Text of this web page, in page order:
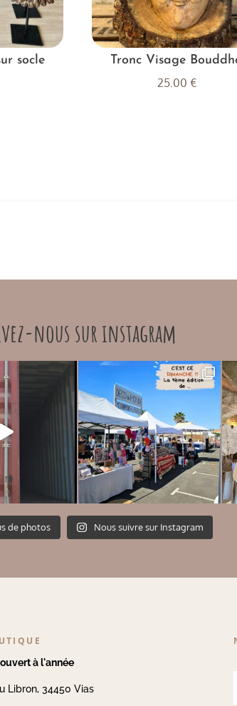
socle Tronc Visage
25.00 €
nous sur instagram
de photos Nous suivre sur Instagram
à l'année
Libron, 34450 Vias